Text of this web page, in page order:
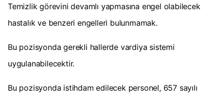
Temizlik görevini devamlı yapmasına engel olabilecek
hastalık ve benzeri engelleri bulunmamak.
Bu pozisyonda gerekli hallerde vardiya sistemi
uygulanabilecektir.
Bu pozisyonda istihdam edilecek personel, 657 sayılı